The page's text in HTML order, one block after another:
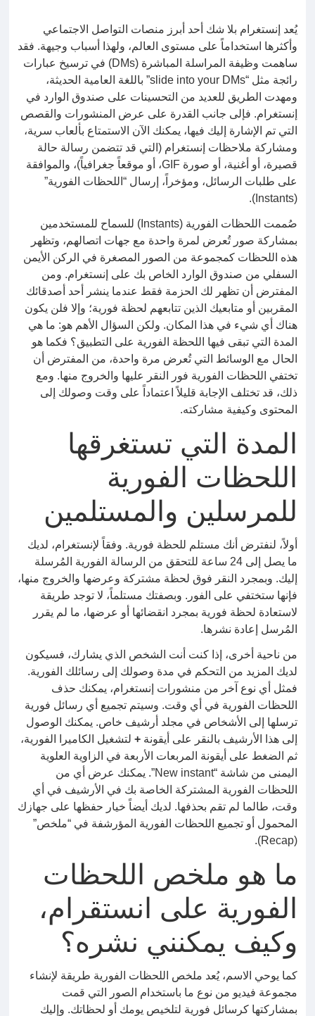
يُعد إنستغرام بلا شك أحد أبرز منصات التواصل الاجتماعي
وأكثرها استخداماً على مستوى العالم، ولهذا أسباب وجيهة. فقد
ساهمت وظيفة المراسلة المباشرة (DMs) في ترسيخ عبارات
رائجة مثل “slide into your DMs” باللغة العامية الحديثة،
ومهدت الطريق للعديد من التحسينات على صندوق الوارد في
إنستغرام. فإلى جانب القدرة على عرض المنشورات والقصص
التي تم الإشارة إليك فيها، يمكنك الآن الاستمتاع بألعاب سرية،
ومشاركة ملاحظات إنستغرام (التي قد تتضمن رسالة حالة
قصيرة، أو أغنية، أو صورة GIF، أو موقعاً جغرافياً)، والموافقة
على طلبات الرسائل، ومؤخراً، إرسال “اللحظات الفورية”
(Instants).
صُممت اللحظات الفورية (Instants) للسماح للمستخدمين
بمشاركة صور تُعرض لمرة واحدة مع جهات اتصالهم، وتظهر
هذه اللحظات كمجموعة من الصور المصغرة في الركن الأيمن
السفلي من صندوق الوارد الخاص بك على إنستغرام. ومن
المفترض أن تظهر لك الحزمة فقط عندما ينشر أحد أصدقائك
المقربين أو متابعيك الذين تتابعهم لحظة فورية؛ وإلا فلن يكون
هناك أي شيء في هذا المكان. ولكن السؤال الأهم هو: ما هي
المدة التي تبقى فيها اللحظة الفورية على التطبيق؟ فكما هو
الحال مع الوسائط التي تُعرض مرة واحدة، من المفترض أن
تختفي اللحظات الفورية فور النقر عليها والخروج منها. ومع
ذلك، قد تختلف الإجابة قليلاً اعتماداً على وقت وصولك إلى
المحتوى وكيفية مشاركته.
المدة التي تستغرقها
اللحظات الفورية
للمرسلين والمستلمين
أولاً، لنفترض أنك مستلم للحظة فورية. وفقاً لإنستغرام، لديك
ما يصل إلى 24 ساعة للتحقق من الرسالة الفورية المُرسلة
إليك. وبمجرد النقر فوق لحظة مشتركة وعرضها والخروج منها،
فإنها ستختفي على الفور. وبصفتك مستلماً، لا توجد طريقة
لاستعادة لحظة فورية بمجرد انقضائها أو عرضها، ما لم يقرر
المُرسل إعادة نشرها.
من ناحية أخرى، إذا كنت أنت الشخص الذي يشارك، فسيكون
لديك المزيد من التحكم في مدة وصولك إلى رسائلك الفورية.
فمثل أي نوع آخر من منشورات إنستغرام، يمكنك حذف
اللحظات الفورية في أي وقت. وسيتم تجميع أي رسائل فورية
ترسلها إلى الأشخاص في مجلد أرشيف خاص. يمكنك الوصول
إلى هذا الأرشيف بالنقر على أيقونة +لتشغيل الكاميرا الفورية،
ثم الضغط على أيقونة المربعات الأربعة في الزاوية العلوية
اليمنى من شاشة “New instant”. يمكنك عرض أي من
اللحظات الفورية المشتركة الخاصة بك في الأرشيف في أي
وقت، طالما لم تقم بحذفها. لديك أيضاً خيار حفظها على جهازك
المحمول أو تجميع اللحظات الفورية المؤرشفة في “ملخص”
(Recap).
ما هو ملخص اللحظات
الفورية على انستقرام،
وكيف يمكنني نشره؟
كما يوحي الاسم، يُعد ملخص اللحظات الفورية طريقة لإنشاء
مجموعة فيديو من نوع ما باستخدام الصور التي قمت
بمشاركتها كرسائل فورية لتلخيص يومك أو لحظاتك. وإليك